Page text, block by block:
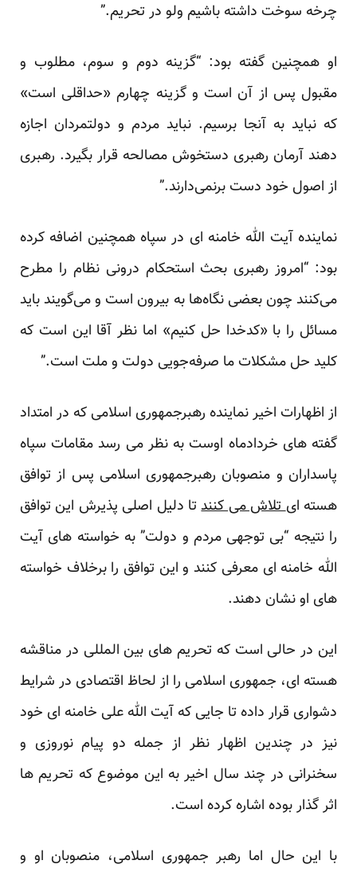
چرخه سوخت داشته باشیم ولو در تحریم.”
او همچنین گفته بود: “گزینه دوم و سوم، مطلوب و
مقبول پس از آن است و گزینه چهارم «حداقلی است»
که نباید به آنجا برسیم. نباید مردم و دولتمردان اجازه
دهند آرمان رهبری دستخوش مصالحه قرار بگیرد. رهبری
از اصول خود دست برنمی‌دارند.”
نماینده آیت الله خامنه ای در سپاه همچنین اضافه کرده
بود: “امروز رهبری بحث استحکام درونی نظام را مطرح
می‌‌کنند چون بعضی نگاه‌ها به بیرون است و می‌گویند باید
مسائل را با «کدخدا حل کنیم» اما نظر آقا این است که
کلید حل مشکلات ما صرفه‌جویی دولت و ملت است.”
از اظهارات اخیر نماینده رهبرجمهوری اسلامی که در امتداد
گفته های خردادماه اوست به نظر می رسد مقامات سپاه
پاسداران و منصوبان رهبرجمهوری اسلامی پس از توافق
هسته ایتلاش می کنندتا دلیل اصلی پذیرش این توافق
را نتیجه “بی توجهی مردم و دولت” به خواسته های آیت
الله خامنه ای معرفی کنند و این توافق را برخلاف خواسته
های او نشان دهند.
این در حالی است که تحریم های بین المللی در مناقشه
هسته ای، جمهوری اسلامی را از لحاظ اقتصادی در شرایط
دشواری قرار داده تا جایی که آیت الله علی خامنه ای خود
نیز در چندین اظهار نظر از جمله دو پیام نوروزی و
سخنرانی در چند سال اخیر به این موضوع که تحریم ها
اثر گذار بوده اشاره کرده است.
با این حال اما رهبر جمهوری اسلامی، منصوبان او و